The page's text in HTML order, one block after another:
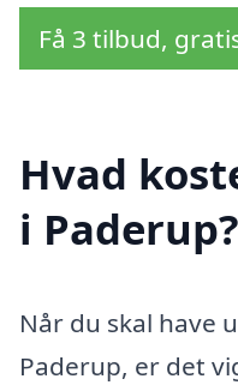
Få 3 tilbud,
Hvad
i Paderup?
Når du skal have
Paderup, er det